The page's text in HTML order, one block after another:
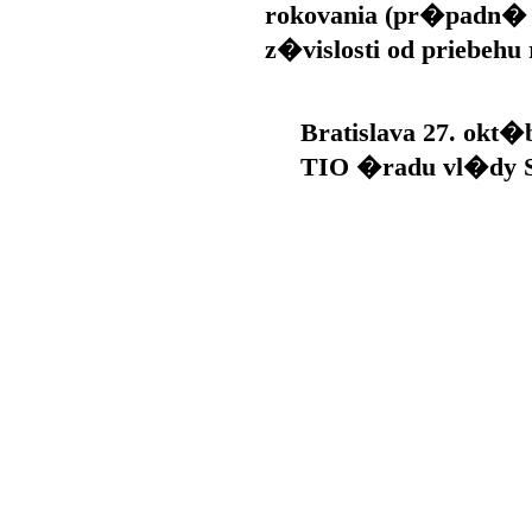
rokovania
z�vislosti od priebehu
Bratislava 27.
TIO �radu vl�dy